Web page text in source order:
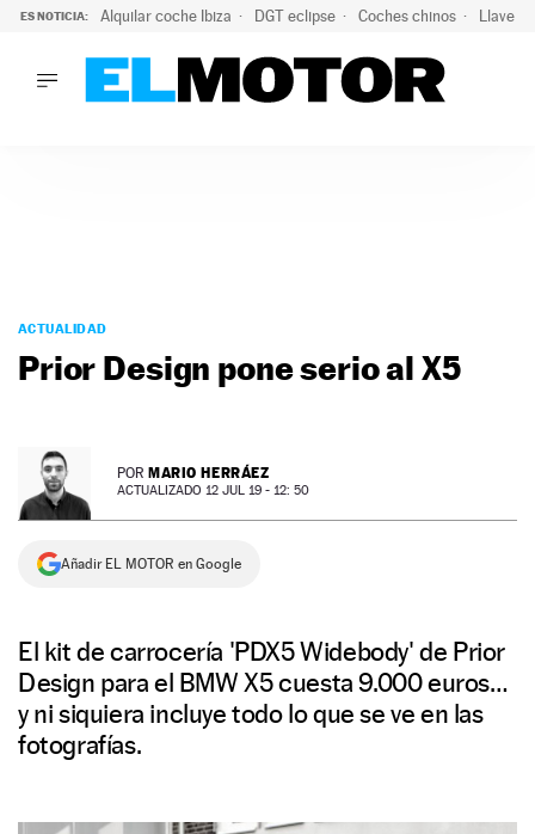
ES NOTICIA: Alquilar coche Ibiza DGT eclipse Coches chinos Llaves
PODCAST
MOTOS
MOTORTV
PREMIOS
SERVICIOS
NEWSLETTER
SÍGUENOS
ACTUALIDAD
Prior Design pone serio al X5
POR MARIO HERRÁEZ
ACTUALIZADO 12 JUL 19 - 12: 50
Añadir EL MOTOR en Google
El kit de carrocería 'PDX5 Widebody' de Prior
Design para el BMW X5 cuesta 9.000 euros…
y ni siquiera incluye todo lo que se ve en las
fotografías.